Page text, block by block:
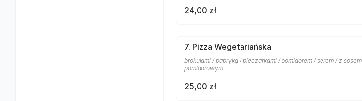
24,00 zł
7. Pizza Wegetariańska
brokułami / papryką / pieczarkami / pomidorem / serem / z sosem
pomidorowym
25,00 zł